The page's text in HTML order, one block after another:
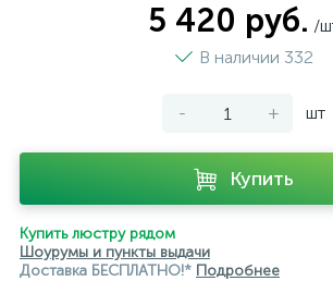
модульные трековые подвесные
светильники для модульной системы
черные ЭРА Crystal Lux
5 420 руб. /
В наличии 332
- + шт
Купить
Купить люстру рядом
Шоурумы и пункты выдачи
Доставка БЕСПЛАТНО!* Подробнее